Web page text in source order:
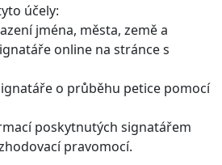
účely:
jména, města, země a
online na stránce s
o průběhu petice pomocí
poskytnutých signatářem
pravomocí.